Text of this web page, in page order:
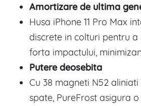
Amortizare de ultima
Husa iPhone 11 Pro Max
discrete in colturi pentru a
forta impactului,
Putere deosebita
Cu 38 magneti N52
spate, PureFrost asigura